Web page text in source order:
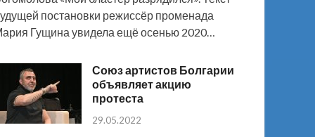
постановки режиссёр променада
Гущина увидела ещё осенью 2020…
Союз артистов Болгарии
объявляет акцию
протеста
29.05.2022